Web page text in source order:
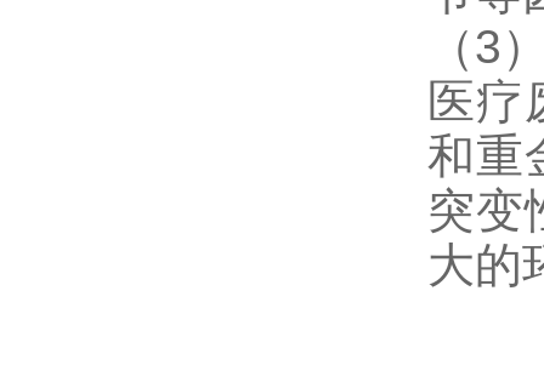
（3
医疗
和重
突变
大的